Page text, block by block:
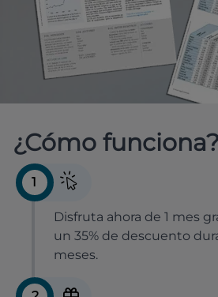
¿Cómo funciona?
1
Disfruta ahora de 1 mes
un 35% de descuento
meses.